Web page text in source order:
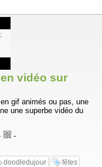
vidéo sur
gif animés ou pas, une
une superbe vidéo du
- -
doodledujour
fêtes